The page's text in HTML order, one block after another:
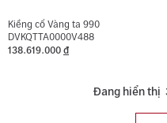
Kiềng cổ Vàng ta 990
DVKQTTA0000V488
138.619.000 đ
Đang hiển thị